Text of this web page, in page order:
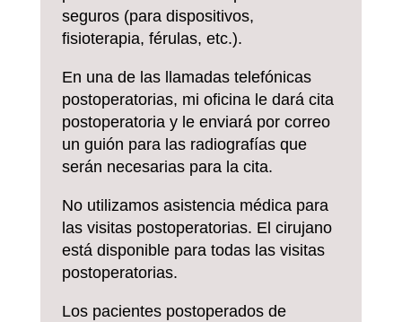
seguros (para dispositivos,
fisioterapia, férulas, etc.).
En una de las llamadas telefónicas
postoperatorias, mi oficina le dará cita
postoperatoria y le enviará por correo
un guión para las radiografías que
serán necesarias para la cita.
No utilizamos asistencia médica para
las visitas postoperatorias. El cirujano
está disponible para todas las visitas
postoperatorias.
Los pacientes postoperados de